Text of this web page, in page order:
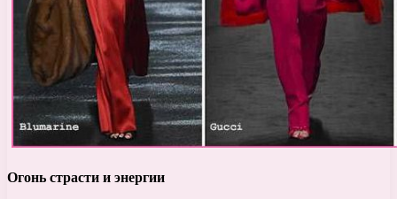
Огонь страсти и энергии